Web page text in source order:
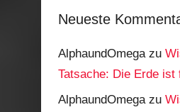
Neueste
AlphaundOmegazu
Tatsache: Die Erde ist
AlphaundOmega zu